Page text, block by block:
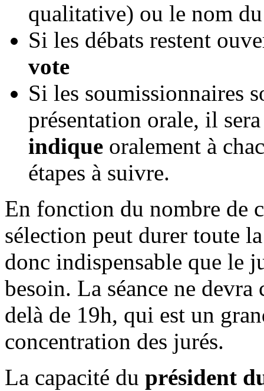
qualitative) ou le nom
Si les débats restent
vote
Si les soumissionnaires
présentation orale, il
indique oralement à
étapes à suivre.
En fonction du nombre de
sélection peut durer toute
donc indispensable que le
besoin. La séance ne
delà de 19h, qui est un
concentration des jurés.
La capacité du président